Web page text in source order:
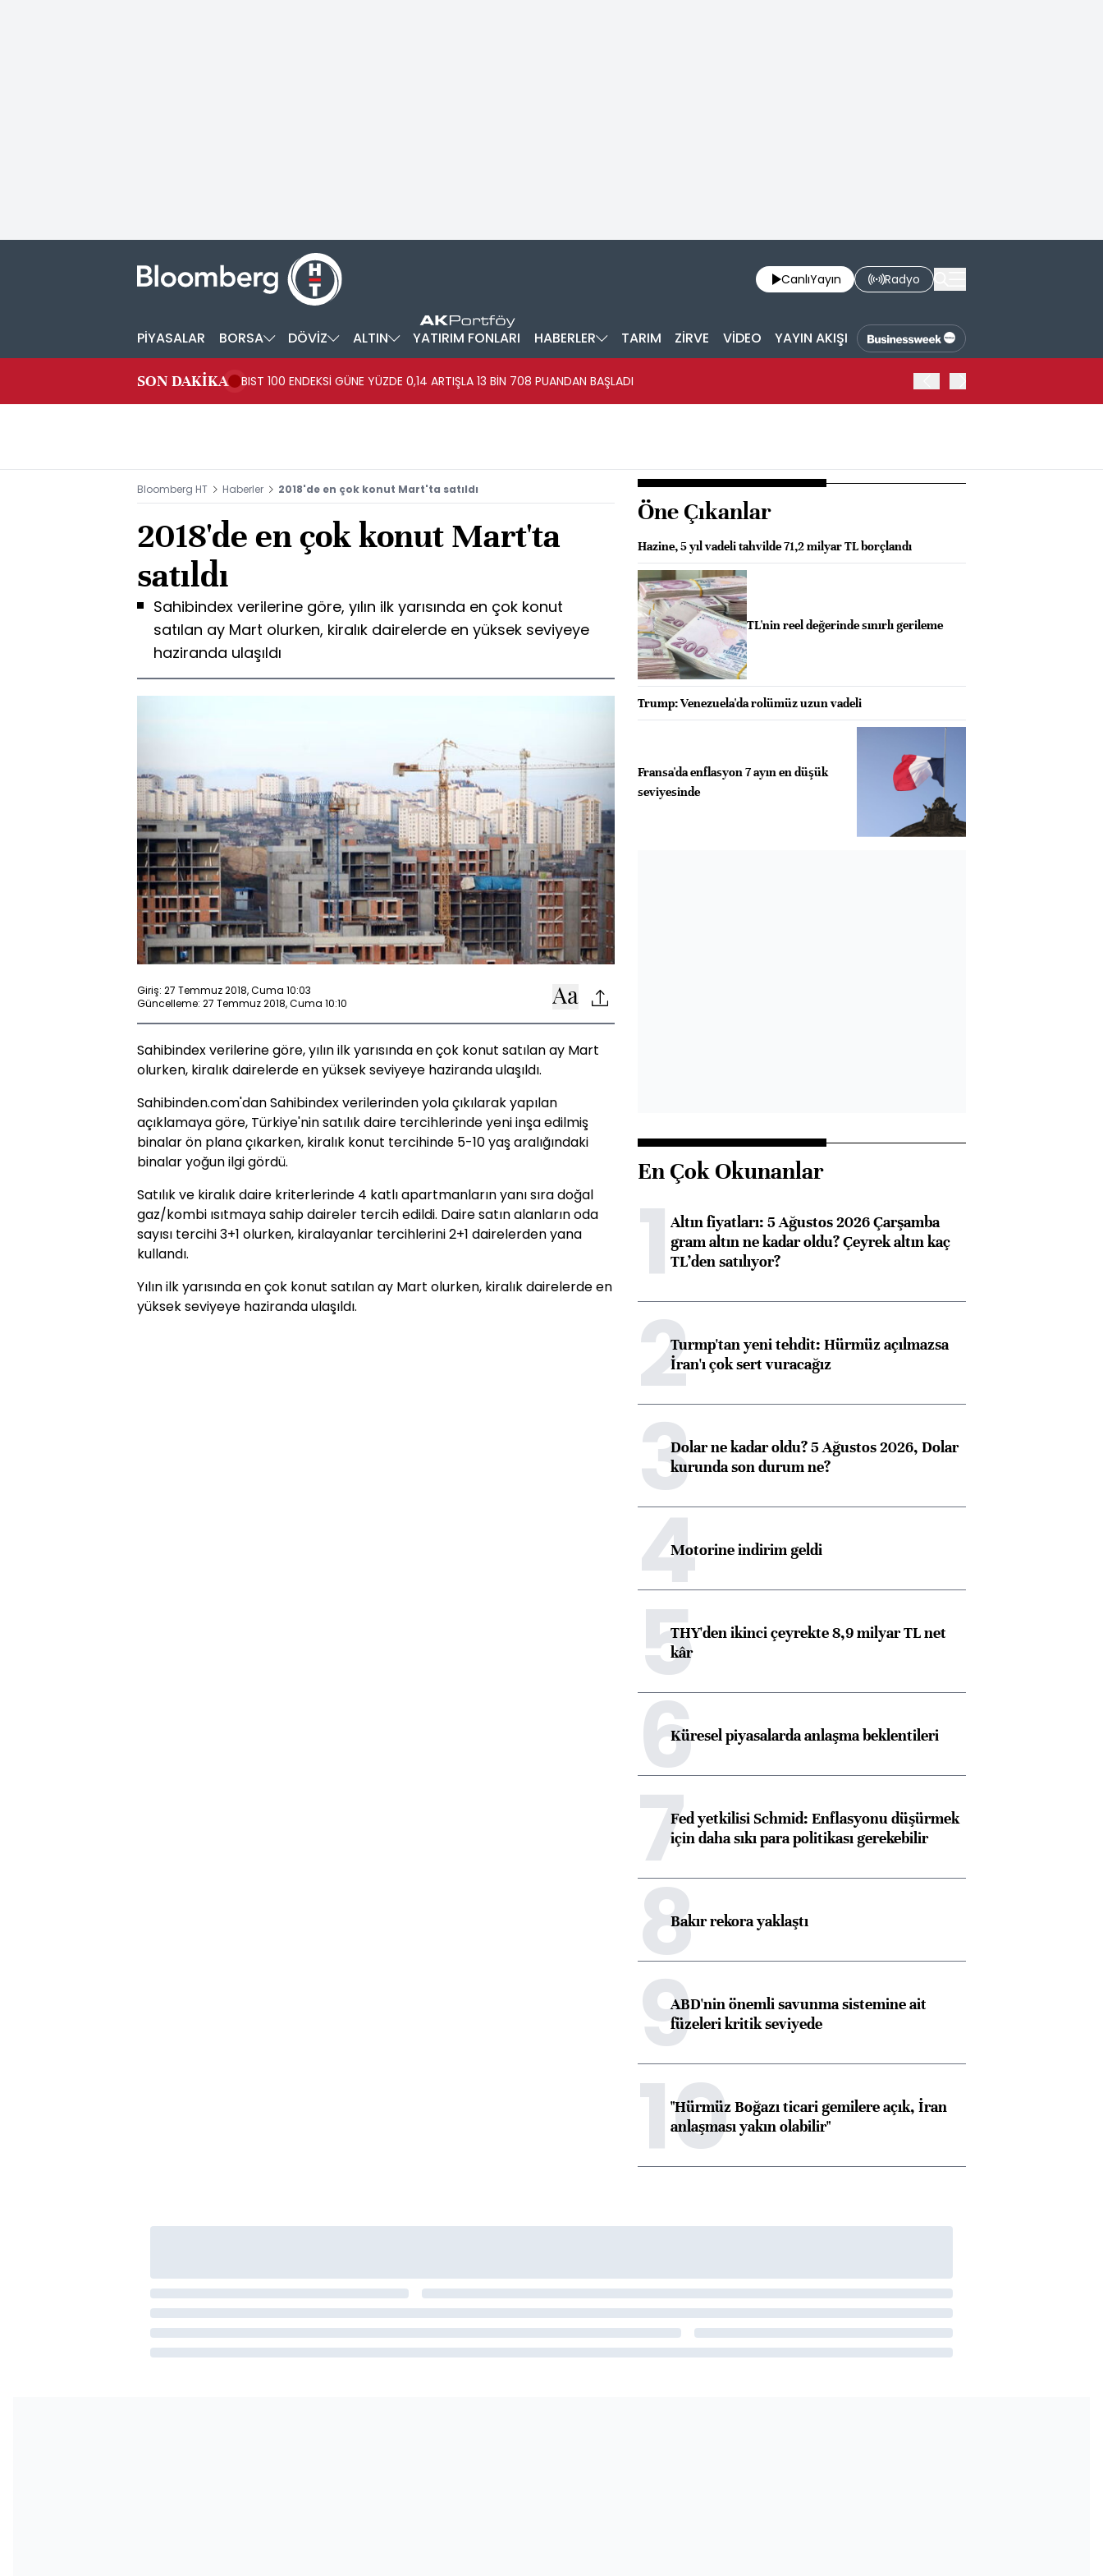
CanlıYayın Radyo
PİYASALAR BORSA DÖVİZ ALTIN YATIRIM FONLARI HABERLER TARIM ZİRVE VİDEO YAYIN AKIŞI
SON DAKİKA BIST 100 ENDEKSİ GÜNE YÜZDE 0,14 ARTIŞLA 13 BİN 708 PUANDAN BAŞLADI
Bloomberg HT Haberler 2018'de en çok konut Mart'ta satıldı
2018'de en çok konut Mart'ta
satıldı
Sahibindex verilerine göre, yılın ilk yarısında en çok konut
satılan ay Mart olurken, kiralık dairelerde en yüksek seviyeye
haziranda ulaşıldı
Giriş: 27 Temmuz 2018, Cuma 10:03
Güncelleme: 27 Temmuz 2018, Cuma 10:10
Sahibindex verilerine göre, yılın ilk yarısında en çok konut satılan ay Mart
olurken, kiralık dairelerde en yüksek seviyeye haziranda ulaşıldı.
Sahibinden.com'dan Sahibindex verilerinden yola çıkılarak yapılan
açıklamaya göre, Türkiye'nin satılık daire tercihlerinde yeni inşa edilmiş
binalar ön plana çıkarken, kiralık konut tercihinde 5-10 yaş aralığındaki
binalar yoğun ilgi gördü.
Satılık ve kiralık daire kriterlerinde 4 katlı apartmanların yanı sıra doğal
gaz/kombi ısıtmaya sahip daireler tercih edildi. Daire satın alanların oda
sayısı tercihi 3+1 olurken, kiralayanlar tercihlerini 2+1 dairelerden yana
kullandı.
Yılın ilk yarısında en çok konut satılan ay Mart olurken, kiralık dairelerde en
yüksek seviyeye haziranda ulaşıldı.
Öne Çıkanlar
Hazine, 5 yıl vadeli tahvilde 71,2 milyar TL borçlandı
TL'nin reel değerinde sınırlı gerileme
Trump: Venezuela'da rolümüz uzun vadeli
Fransa'da enflasyon 7 ayın en düşük
seviyesinde
En Çok Okunanlar
1Altın fiyatları: 5 Ağustos 2026 Çarşamba
gram altın ne kadar oldu? Çeyrek altın kaç
TL’den satılıyor?
2Turmp'tan yeni tehdit: Hürmüz açılmazsa
İran'ı çok sert vuracağız
3Dolar ne kadar oldu? 5 Ağustos 2026, Dolar
kurunda son durum ne?
4Motorine indirim geldi
5THY'den ikinci çeyrekte 8,9 milyar TL net
kâr
6Küresel piyasalarda anlaşma beklentileri
7Fed yetkilisi Schmid: Enflasyonu düşürmek
için daha sıkı para politikası gerekebilir
8Bakır rekora yaklaştı
9ABD'nin önemli savunma sistemine ait
füzeleri kritik seviyede
10
"Hürmüz Boğazı ticari gemilere açık, İran
anlaşması yakın olabilir"